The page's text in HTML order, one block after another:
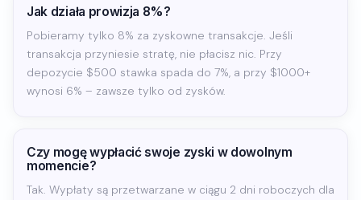
Jak działa prowizja 8%?
Pobieramy tylko 8% za zyskowne transakcje. Jeśli
transakcja przyniesie stratę, nie płacisz nic. Przy
depozycie $500 stawka spada do 7%, a przy $1000+
wynosi 6% – zawsze tylko od zysków.
Czy mogę wypłacić swoje zyski w dowolnym
momencie?
Tak. Wypłaty są przetwarzane w ciągu 2 dni roboczych dla